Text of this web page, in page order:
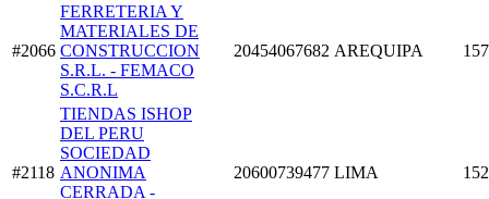
#2066
FERRETERIA Y
MATERIALES DE
CONSTRUCCION
S.R.L. - FEMACO
S.C.R.L
20454067682 AREQUIPA
#2118
TIENDAS ISHOP
DEL PERU
SOCIEDAD
ANONIMA
CERRADA -
20600739477 LIMA